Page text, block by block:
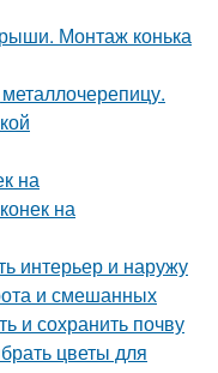
Монтаж конька
на
на
интерьер и наружу
и смешанных
и сохранить почву
цветы для